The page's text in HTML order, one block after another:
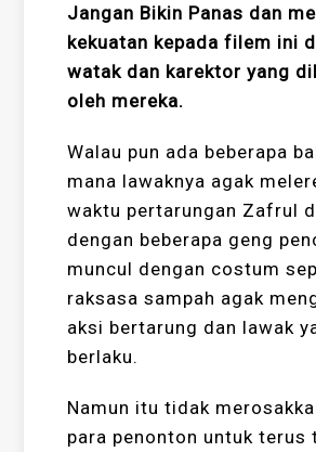
Jangan Bikin Panas dan
kekuatan kepada filem ini
watak dan karektor yang
oleh mereka.
Walau pun ada beberapa
mana lawaknya agak
waktu pertarungan Zafrul
dengan beberapa geng
muncul dengan costum
raksasa sampah agak
aksi bertarung dan lawak
berlaku.
Namun itu tidak
para penonton untuk terus